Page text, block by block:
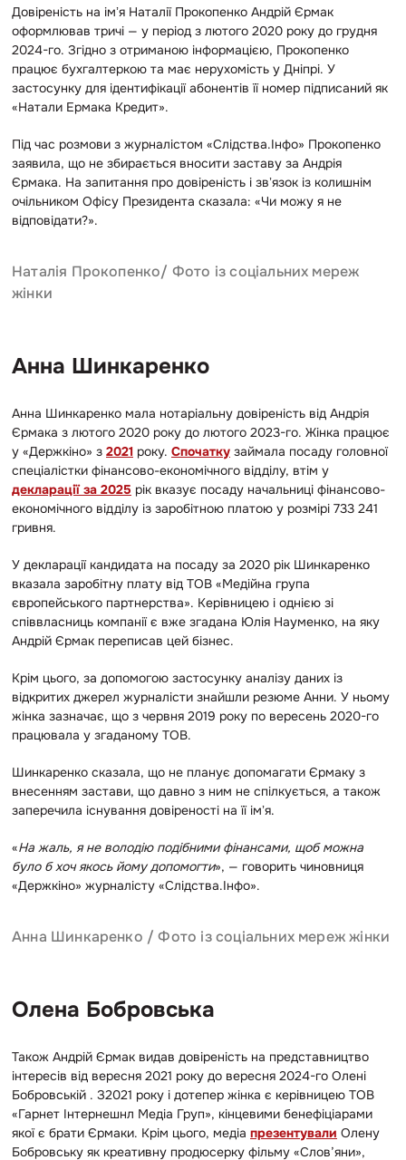
Довіреність на імʼя Наталії Прокопенко Андрій Єрмак
оформлював тричі — у період з лютого 2020 року до грудня
2024-го. Згідно з отриманою інформацією, Прокопенко
працює бухгалтеркою та має нерухомість у Дніпрі. У
застосунку для ідентифікації абонентів її номер підписаний як
«Натали Ермака Кредит».
Під час розмови з журналістом «Слідства.Інфо» Прокопенко
заявила, що не збирається вносити заставу за Андрія
Єрмака. На запитання про довіреність і звʼязок із колишнім
очільником Офісу Президента сказала: «Чи можу я не
відповідати?».
Наталія Прокопенко/ Фото із соціальних мереж
жінки
Анна Шинкаренко
Анна Шинкаренко мала нотаріальну довіреність від Андрія
Єрмака з лютого 2020 року до лютого 2023-го. Жінка працює
у «Держкіно» з 2021 року. Спочатку займала посаду головної
спеціалістки фінансово-економічного відділу, втім у
декларації за 2025 рік вказує посаду начальниці фінансово-
економічного відділу із заробітною платою у розмірі 733 241
гривня.
У декларації кандидата на посаду за 2020 рік Шинкаренко
вказала заробітну плату від ТОВ «Медійна група
європейського партнерства». Керівницею і однією зі
співвласниць компанії є вже згадана Юлія Науменко, на яку
Андрій Єрмак переписав цей бізнес.
Крім цього, за допомогою застосунку аналізу даних із
відкритих джерел журналісти знайшли резюме Анни. У ньому
жінка зазначає, що з червня 2019 року по вересень 2020-го
працювала у згаданому ТОВ.
Шинкаренко сказала, що не планує допомагати Єрмаку з
внесенням застави, що давно з ним не спілкується, а також
заперечила існування довіреності на її імʼя.
«На жаль, я не володію подібними фінансами, щоб можна
було б хоч якось йому допомогти», — говорить чиновниця
«Держкіно» журналісту «Слідства.Інфо».
Анна Шинкаренко / Фото із соціальних мереж жінки
Олена Бобровська
Також Андрій Єрмак видав довіреність на представництво
інтересів від вересня 2021 року до вересня 2024-го Олені
Бобровській . З2021 року і дотепер жінка є керівницею ТОВ
«Гарнет Інтернешнл Медіа Груп», кінцевими бенефіціарами
якої є брати Єрмаки. Крім цього, медіа презентували Олену
Бобровську як креативну продюсерку фільму «Слов’яни»,